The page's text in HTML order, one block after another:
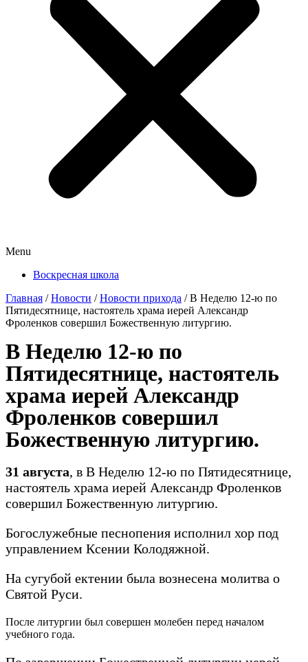
Menu
Воскресная школа
Главная /Новости /Новости прихода /В Неделю 12-ю по
Пятидесятнице, настоятель храма иерей Александр
Фроленков совершил Божественную литургию.
В Неделю 12-ю по
Пятидесятнице, настоятель
храма иерей Александр
Фроленков совершил
Божественную литургию.
31 августа, в В Неделю 12-ю по Пятидесятнице,
настоятель храма иерей Александр Фроленков
совершил Божественную литургию.
Богослужебные песнопения исполнил хор под
управлением Ксении Колодяжной.
На сугубой ектении была вознесена молитва о
Святой Руси.
После литургии был совершен молебен перед началом
учебного года.